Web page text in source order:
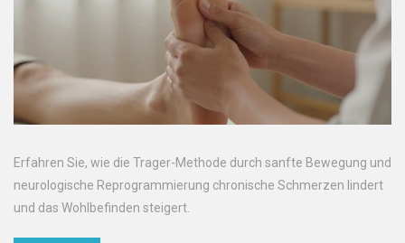
Erfahren Sie, wie die Trager-Methode durch sanfte Bewegung und
neurologische Reprogrammierung chronische Schmerzen lindert
und das Wohlbefinden steigert.